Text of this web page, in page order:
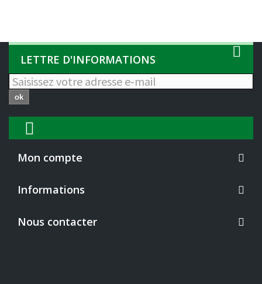
LETTRE D'INFORMATIONS
ok
Mon compte
Informations
Nous contacter